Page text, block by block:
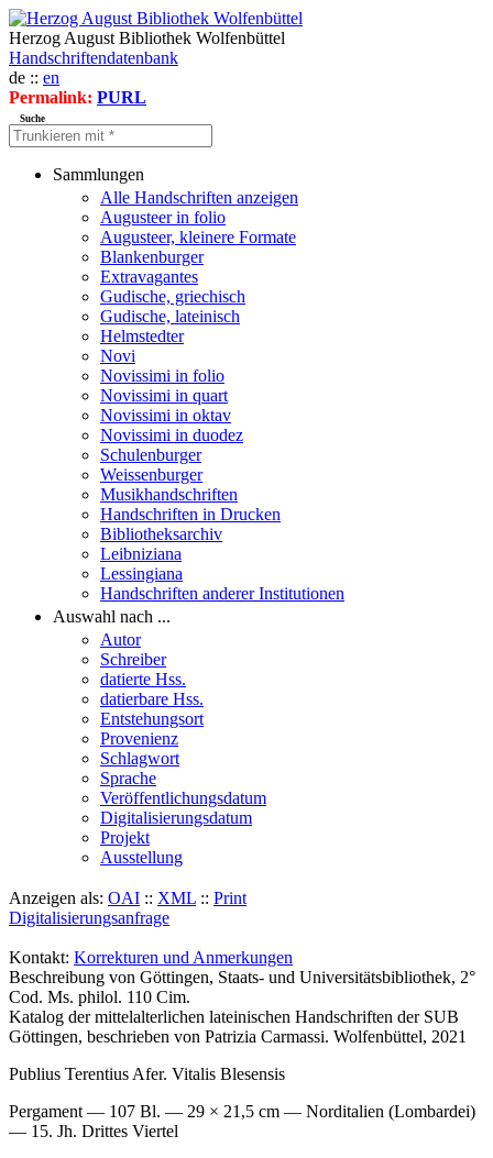
Herzog August Bibliothek Wolfenbüttel
Handschriftendatenbank
de :: en
Permalink: PURL
Suche
Sammlungen
Alle Handschriften anzeigen
Augusteer in folio
Augusteer, kleinere Formate
Blankenburger
Extravagantes
Gudische, griechisch
Gudische, lateinisch
Helmstedter
Novi
Novissimi in folio
Novissimi in quart
Novissimi in oktav
Novissimi in duodez
Schulenburger
Weissenburger
Musikhandschriften
Handschriften in Drucken
Bibliotheksarchiv
Leibniziana
Lessingiana
Handschriften anderer Institutionen
Auswahl nach ...
Autor
Schreiber
datierte Hss.
datierbare Hss.
Entstehungsort
Provenienz
Schlagwort
Sprache
Veröffentlichungsdatum
Digitalisierungsdatum
Projekt
Ausstellung
Anzeigen als: OAI :: XML :: Print
Digitalisierungsanfrage
Kontakt: Korrekturen und Anmerkungen
Beschreibung von Göttingen, Staats- und Universitätsbibliothek, 2°
Cod. Ms. philol. 110 Cim.
Katalog der mittelalterlichen lateinischen Handschriften der SUB
Göttingen, beschrieben von Patrizia Carmassi. Wolfenbüttel, 2021
Publius Terentius Afer. Vitalis Blesensis
Pergament — 107 Bl. — 29 × 21,5 cm — Norditalien (Lombardei)
— 15. Jh. Drittes Viertel